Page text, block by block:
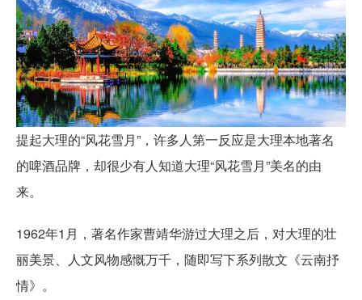
提起大理的“风花雪月”，许多人第一反应是大理本地著名
的啤酒品牌，却很少有人知道大理“风花雪月”美名的由
来。
1962年1月，著名作家曹靖华游过大理之后，对大理的壮
丽美景、人文风物感慨万千，随即写下系列散文《云南抒
情》。